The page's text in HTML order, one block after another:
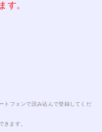
す。
トフォンで読み込んで登録してくだ
きます。